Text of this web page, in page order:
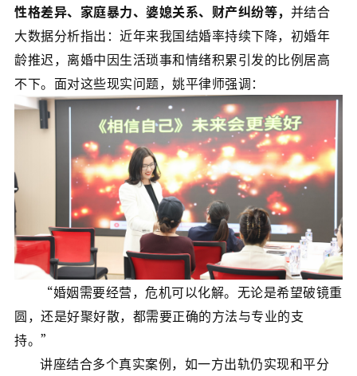
性格差异、家庭暴力、婆媳关系、财产纠纷等， 并结合
大数据分析指出：近年来我国结婚率持续下降，初婚年
龄推迟，离婚中因生活琐事和情绪积累引发的比例居高
不下。面对这些现实问题，姚平律师强调：
​​“婚姻需要经营，危机可以化解。无论是希望破镜重
圆，还是好聚好散，都需要正确的方法与专业的支
持。”​​
讲座结合多个真实案例，如一方出轨仍实现和平分